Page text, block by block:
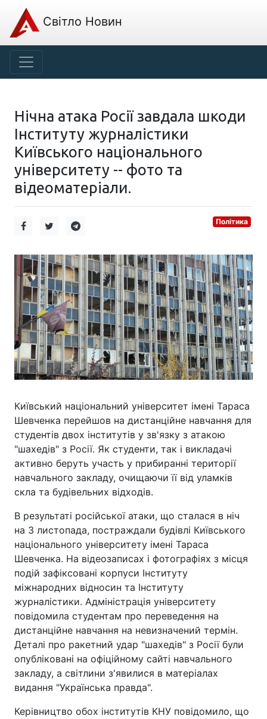
Світло Новин
Нічна атака Росії завдала шкоди
Інституту журналістики
Київського національного
університету -- фото та
відеоматеріали.
Політика
Київський національний університет імені Тараса
Шевченка перейшов на дистанційне навчання для
студентів двох інститутів у зв'язку з атакою
"шахедів" з Росії. Як студенти, так і викладачі
активно беруть участь у прибиранні території
навчального закладу, очищаючи її від уламків
скла та будівельних відходів.
В результаті російської атаки, що сталася в ніч
на 3 листопада, постраждали будівлі Київського
національного університету імені Тараса
Шевченка. На відеозаписах і фотографіях з місця
подій зафіксовані корпуси Інституту
міжнародних відносин та Інституту
журналістики. Адміністрація університету
повідомила студентам про переведення на
дистанційне навчання на невизначений термін.
Деталі про ракетний удар "шахедів" з Росії були
опубліковані на офіційному сайті навчального
закладу, а світлини з'явилися в матеріалах
видання "Українська правда".
Керівництво обох інститутів КНУ повідомило, що